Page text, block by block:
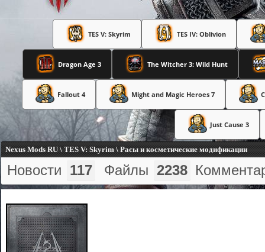
TES V: Skyrim TES IV: Oblivion
Dragon Age 3 The Witcher 3: Wild Hunt
Fallout 4 Might and Magic Heroes 7
Just Cause 3
Nexus Mods RU \ TES V: Skyrim \ Расы и косметические модификации
Новости 117 Файлы 2238